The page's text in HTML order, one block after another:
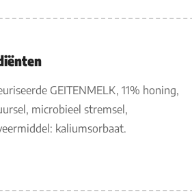
GEITENMELK, 11% honing,
microbieel stremsel,
kaliumsorbaat.